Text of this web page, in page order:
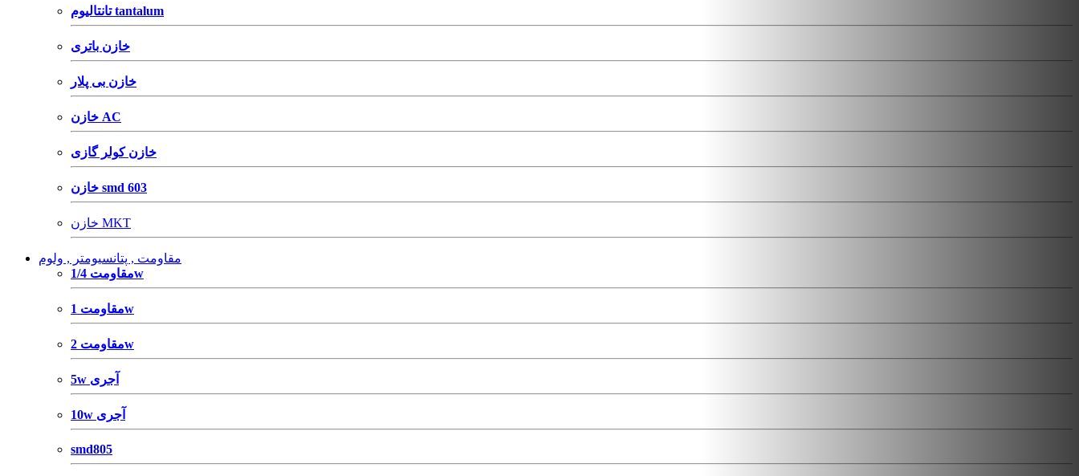
تانتالیوم tantalum
خازن باتری
خازن بی پلار
خازن AC
خازن کولر گازی
خازن smd 603
خازن MKT
مقاومت , پتانسیومتر , ولوم
مقاومت 1/4w
مقاومت 1w
مقاومت 2w
5w آجری
10w آجری
smd805